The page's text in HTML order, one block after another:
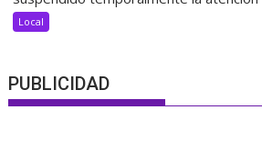
Local
PUBLICIDAD